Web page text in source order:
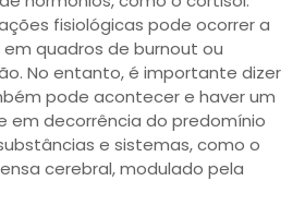
fisiológicas pode ocorrer a
quadros de burnout ou
No entanto, é importante dizer
pode acontecer e haver um
decorrência do predomínio
e sistemas, como o
cerebral, modulado pela